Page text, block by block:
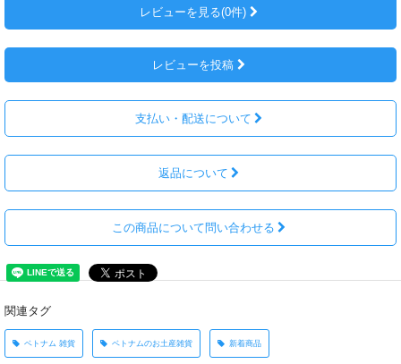
レビューを見る(0件)
レビューを投稿
支払い・配送について
返品について
この商品について問い合わせる
関連タグ
ベトナム 雑貨 ベトナムのお土産雑貨 新着商品